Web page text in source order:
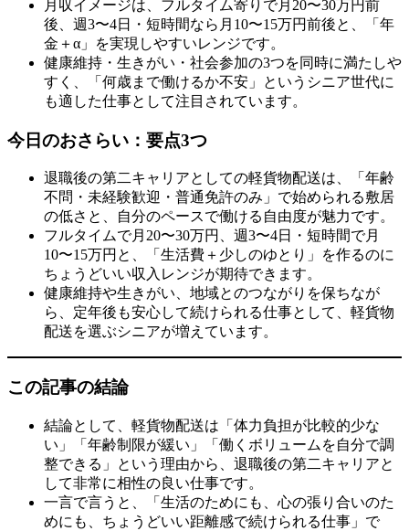
月収イメージは、フルタイム寄りで月20〜30万円前
後、週3〜4日・短時間なら月10〜15万円前後と、「年
金＋α」を実現しやすいレンジです。
健康維持・生きがい・社会参加の3つを同時に満たしや
すく、「何歳まで働けるか不安」というシニア世代に
も適した仕事として注目されています。
今日のおさらい：要点3つ
退職後の第二キャリアとしての軽貨物配送は、「年齢
不問・未経験歓迎・普通免許のみ」で始められる敷居
の低さと、自分のペースで働ける自由度が魅力です。
フルタイムで月20〜30万円、週3〜4日・短時間で月
10〜15万円と、「生活費＋少しのゆとり」を作るのに
ちょうどいい収入レンジが期待できます。
健康維持や生きがい、地域とのつながりを保ちなが
ら、定年後も安心して続けられる仕事として、軽貨物
配送を選ぶシニアが増えています。
この記事の結論
結論として、軽貨物配送は「体力負担が比較的少な
い」「年齢制限が緩い」「働くボリュームを自分で調
整できる」という理由から、退職後の第二キャリアと
して非常に相性の良い仕事です。
一言で言うと、「生活のためにも、心の張り合いのた
めにも、ちょうどいい距離感で続けられる仕事」で